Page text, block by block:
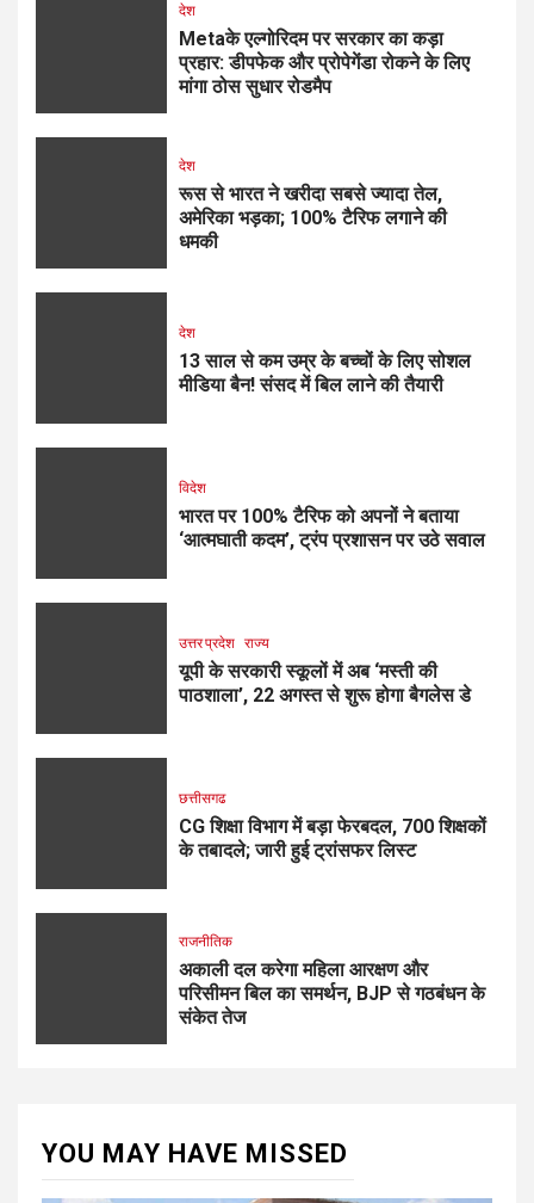
देश
Metaके एल्गोरिदम पर सरकार का कड़ा
प्रहार: डीपफेक और प्रोपेगेंडा रोकने के लिए
मांगा ठोस सुधार रोडमैप
देश
रूस से भारत ने खरीदा सबसे ज्यादा तेल,
अमेरिका भड़का; 100% टैरिफ लगाने की
धमकी
देश
13 साल से कम उम्र के बच्चों के लिए सोशल
मीडिया बैन! संसद में बिल लाने की तैयारी
विदेश
भारत पर 100% टैरिफ को अपनों ने बताया
‘आत्मघाती कदम’, ट्रंप प्रशासन पर उठे सवाल
उत्तर प्रदेश राज्य
यूपी के सरकारी स्कूलों में अब ‘मस्ती की
पाठशाला’, 22 अगस्त से शुरू होगा बैगलेस डे
छत्तीसगढ
CG शिक्षा विभाग में बड़ा फेरबदल, 700 शिक्षकों
के तबादले; जारी हुई ट्रांसफर लिस्ट
राजनीतिक
अकाली दल करेगा महिला आरक्षण और
परिसीमन बिल का समर्थन, BJP से गठबंधन के
संकेत तेज
YOU MAY HAVE MISSED